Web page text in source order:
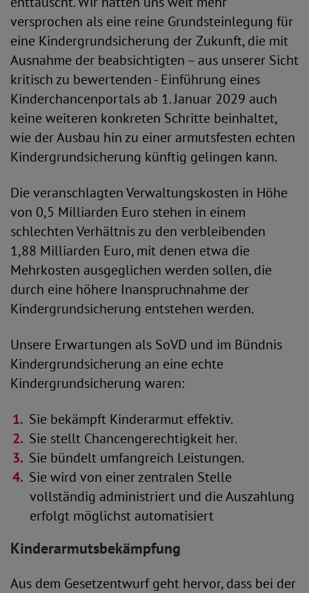
versprochen als eine reine Grundsteinlegung für
eine Kindergrundsicherung der Zukunft, die mit
Ausnahme der beabsichtigten – aus unserer Sicht
kritisch zu bewertenden - Einführung eines
Kinderchancenportals ab 1. Januar 2029 auch
keine weiteren konkreten Schritte beinhaltet,
wie der Ausbau hin zu einer armutsfesten echten
Kindergrundsicherung künftig gelingen kann.
Die veranschlagten Verwaltungskosten in Höhe
von 0,5 Milliarden Euro stehen in einem
schlechten Verhältnis zu den verbleibenden
1,88 Milliarden Euro, mit denen etwa die
Mehrkosten ausgeglichen werden sollen, die
durch eine höhere Inanspruchnahme der
Kindergrundsicherung entstehen werden.
Unsere Erwartungen als SoVD und im Bündnis
Kindergrundsicherung an eine echte
Kindergrundsicherung waren:
Sie bekämpft Kinderarmut effektiv.
Sie stellt Chancengerechtigkeit her.
Sie bündelt umfangreich Leistungen.
Sie wird von einer zentralen Stelle
vollständig administriert und die Auszahlung
erfolgt möglichst automatisiert
Kinderarmutsbekämpfung
Aus dem Gesetzentwurf geht hervor, dass bei der